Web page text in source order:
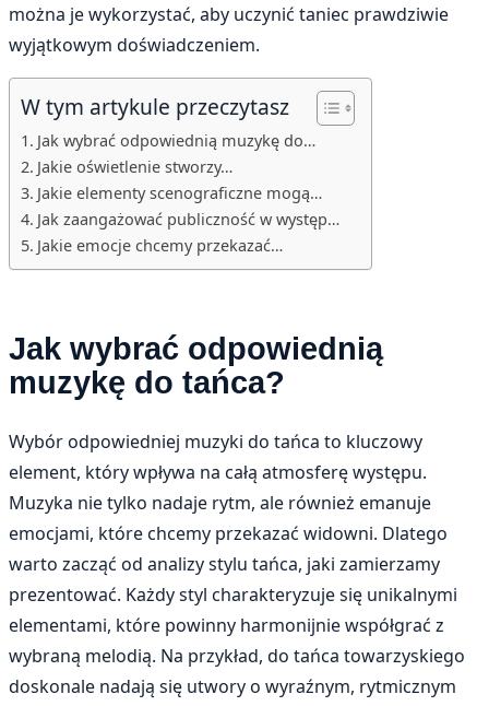
można je wykorzystać, aby uczynić taniec prawdziwie
wyjątkowym doświadczeniem.
W tym artykule przeczytasz
Jak wybrać odpowiednią muzykę do…
Jakie oświetlenie stworzy…
Jakie elementy scenograficzne mogą…
Jak zaangażować publiczność w występ…
Jakie emocje chcemy przekazać…
Jak wybrać odpowiednią
muzykę do tańca?
Wybór odpowiedniej muzyki do tańca to kluczowy
element, który wpływa na całą atmosferę występu.
Muzyka nie tylko nadaje rytm, ale również emanuje
emocjami, które chcemy przekazać widowni. Dlatego
warto zacząć od analizy stylu tańca, jaki zamierzamy
prezentować. Każdy styl charakteryzuje się unikalnymi
elementami, które powinny harmonijnie współgrać z
wybraną melodią. Na przykład, do tańca towarzyskiego
doskonale nadają się utwory o wyraźnym, rytmicznym